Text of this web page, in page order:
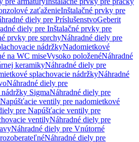
zaťaženieInštalačné prvky pre
diely pre PríslušenstvoGeberit
diely pre Inštalačné prvky pre
prvky pre sprchyNáhradné diely pre
nádržkyNadomietkové
na WC miseVysoko položenéNáhradné
keramikyNáhradné diely pre
splachovacie nádržkyNáhradné
Náhradné diely pre
SigmaNáhradné diely pre
Napúšťacie ventily pre nadomietkové
pre Napúšťacie ventily pre
ventilyNáhradné diely pre
Náhradné diely pre Vnútorné
Náhradné diely pre